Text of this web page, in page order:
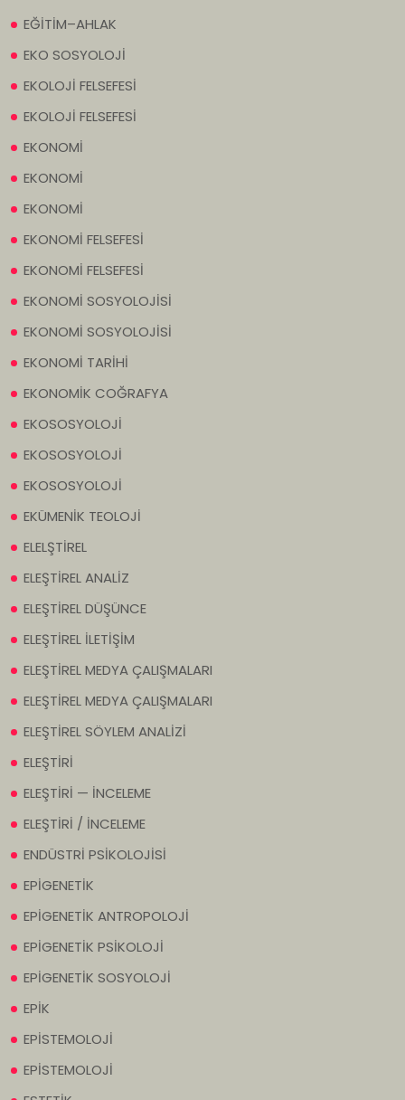
EĞİTİM–AHLAK
EKO SOSYOLOJİ
EKOLOJİ FELSEFESİ
EKOLOJİ FELSEFESİ
EKONOMİ
EKONOMİ
EKONOMİ
EKONOMİ FELSEFESİ
EKONOMİ FELSEFESİ
EKONOMİ SOSYOLOJİSİ
EKONOMİ SOSYOLOJİSİ
EKONOMİ TARİHİ
EKONOMİK COĞRAFYA
EKOSOSYOLOJİ
EKOSOSYOLOJİ
EKOSOSYOLOJİ
EKÜMENİK TEOLOJİ
ELELŞTİREL
ELEŞTİREL ANALİZ
ELEŞTİREL DÜŞÜNCE
ELEŞTİREL İLETİŞİM
ELEŞTİREL MEDYA ÇALIŞMALARI
ELEŞTİREL MEDYA ÇALIŞMALARI
ELEŞTİREL SÖYLEM ANALİZİ
ELEŞTİRİ
ELEŞTİRİ — İNCELEME
ELEŞTİRİ / İNCELEME
ENDÜSTRİ PSİKOLOJİSİ
EPİGENETİK
EPİGENETİK ANTROPOLOJİ
EPİGENETİK PSİKOLOJİ
EPİGENETİK SOSYOLOJİ
EPİK
EPİSTEMOLOJİ
EPİSTEMOLOJİ